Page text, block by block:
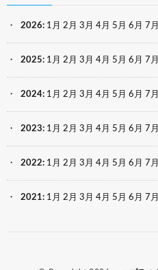
2026: 1月 2月 3月 4月 5月 6月 7月
2025: 1月 2月 3月 4月 5月 6月 7月
2024: 1月 2月 3月 4月 5月 6月 7月
2023: 1月 2月 3月 4月 5月 6月 7月
2022: 1月 2月 3月 4月 5月 6月 7月
2021: 1月 2月 3月 4月 5月 6月 7月